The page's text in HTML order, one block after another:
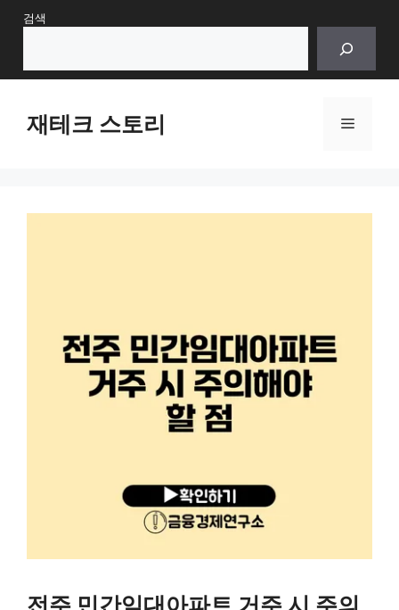
Skip검색
재테크 스토리 Menu
전주 민간임대아파트 거주 시 주의